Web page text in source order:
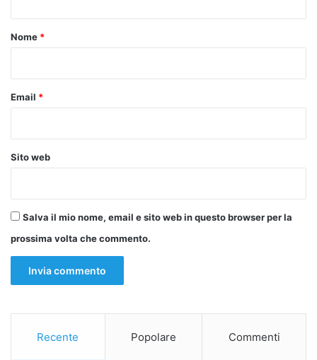
o
Nome *
Email *
Sito web
Salva il mio nome, email e sito web in questo browser per la
prossima volta che commento.
Recente Popolare Commenti